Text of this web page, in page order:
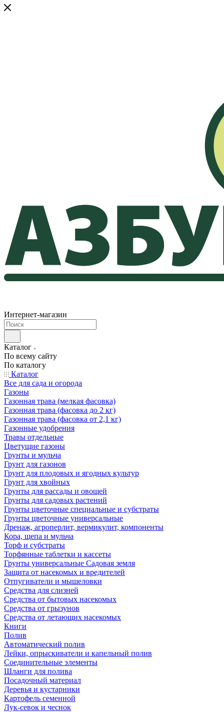
Интернет-магазин
Каталог
По всему сайту
По каталогу
Каталог
Все для сада и огорода
Газоны
Газонная трава (мелкая фасовка)
Газонная трава (фасовка до 2 кг)
Газонная трава (фасовка от 2,1 кг)
Газонные удобрения
Травы отдельные
Цветущие газоны
Грунты и мульча
Грунт для газонов
Грунт для плодовых и ягодных культур
Грунт для хвойных
Грунты для рассады и овощей
Грунты для садовых растений
Грунты цветочные специальные и субстраты
Грунты цветочные универсальные
Дренаж, агроперлит, вермикулит, компоненты
Кора, щепа и мульча
Торф и субстраты
Торфянные таблетки и кассеты
Грунты универсальные Садовая земля
Защита от насекомых и вредителей
Отпугиватели и мышеловки
Средства для слизней
Средства от бытовых насекомых
Средства от грызунов
Средства от летающих насекомых
Книги
Полив
Автоматический полив
Лейки, опрыскиватели и капельный полив
Соединительные элементы
Шланги для полива
Посадочный материал
Деревья и кустарники
Картофель семенной
Лук-севок и чеснок